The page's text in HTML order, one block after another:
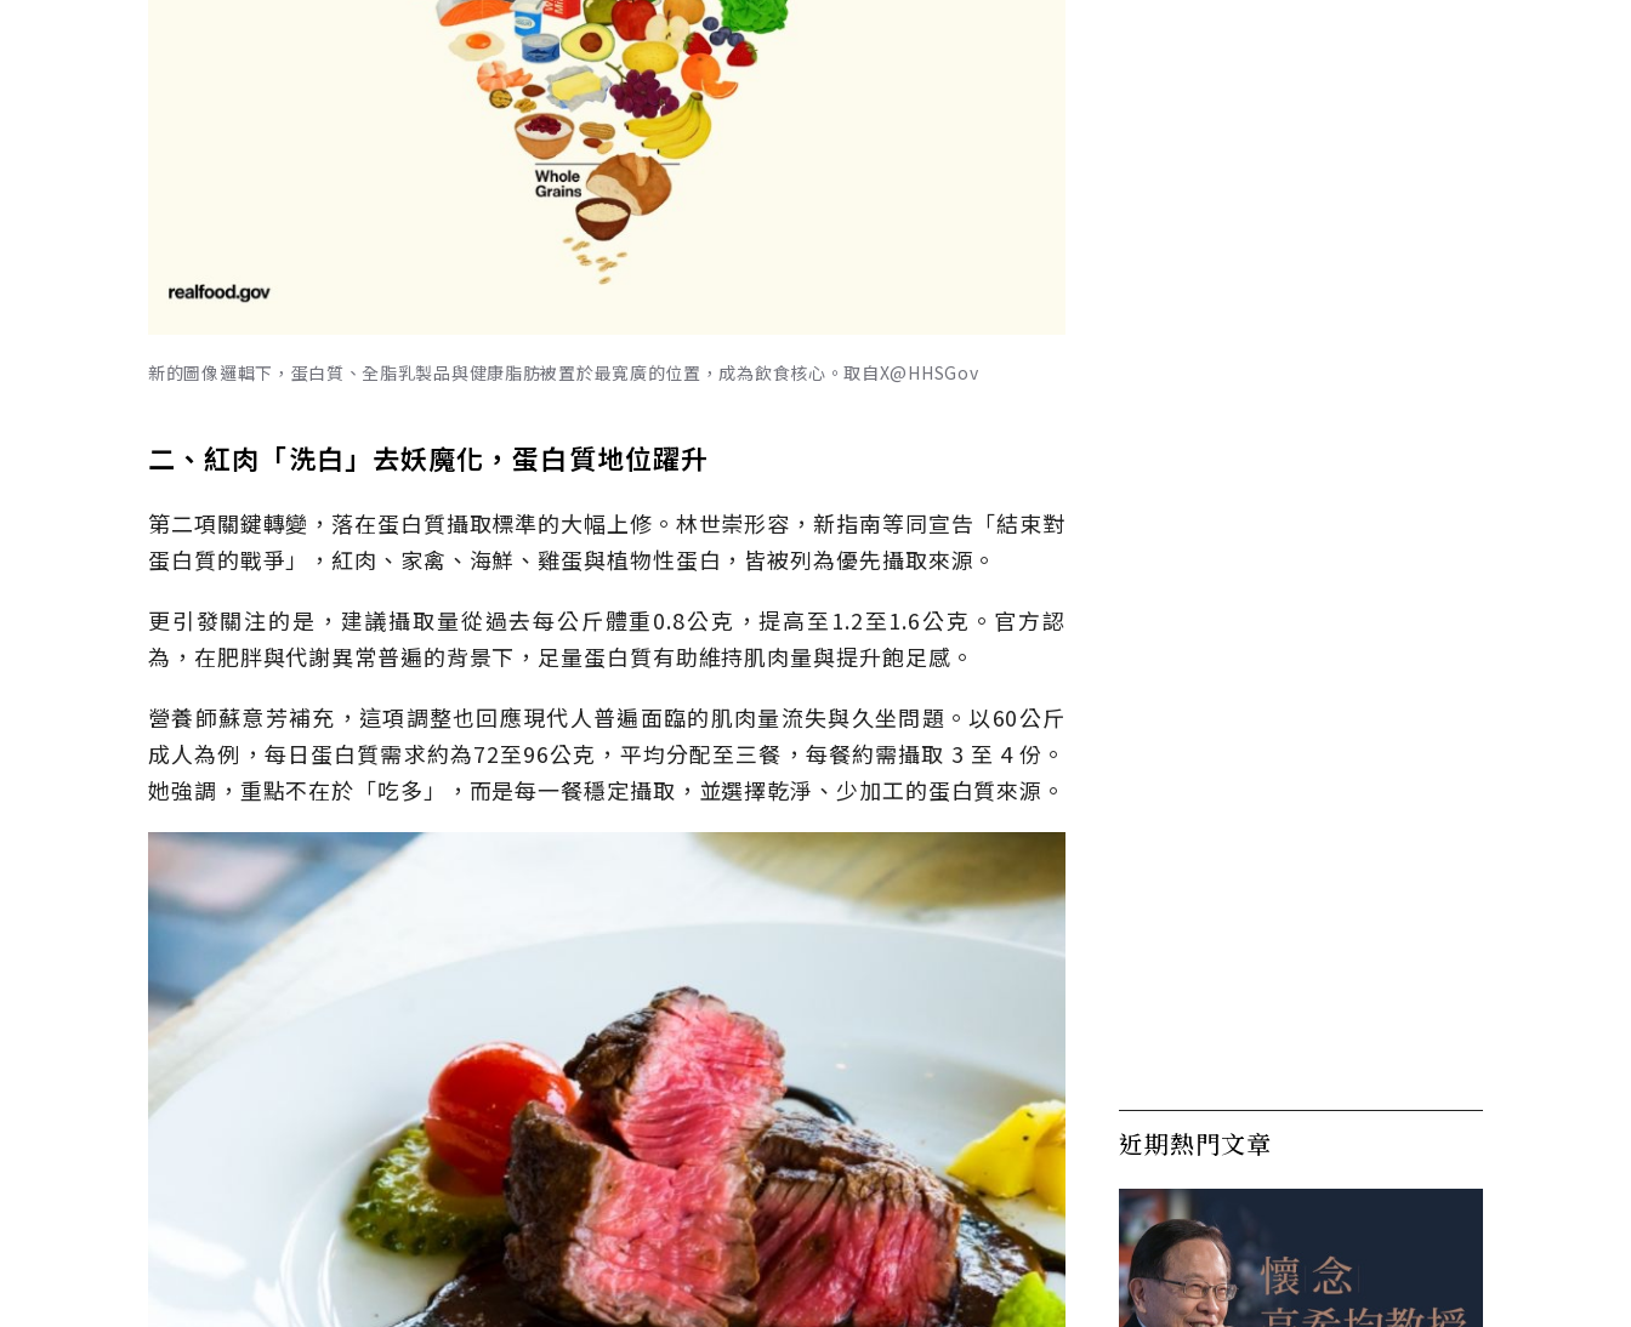
新的圖像邏輯下，蛋白質、全脂乳製品與健康脂肪被置於最寬廣的位置，成為飲食核心。取自X@HHSGov
二、紅肉「洗白」去妖魔化，蛋白質地位躍升
第二項關鍵轉變，落在蛋白質攝取標準的大幅上修。林世崇形容，新指南等同宣告「結束對
蛋白質的戰爭」，紅肉、家禽、海鮮、雞蛋與植物性蛋白，皆被列為優先攝取來源。
更引發關注的是，建議攝取量從過去每公斤體重0.8公克，提高至1.2至1.6公克。官方認
為，在肥胖與代謝異常普遍的背景下，足量蛋白質有助維持肌肉量與提升飽足感。
營養師蘇意芳補充，這項調整也回應現代人普遍面臨的肌肉量流失與久坐問題。以60公斤
成人為例，每日蛋白質需求約為72至96公克，平均分配至三餐，每餐約需攝取 3 至 4 份。
她強調，重點不在於「吃多」，而是每一餐穩定攝取，並選擇乾淨、少加工的蛋白質來源。
近期熱門文章